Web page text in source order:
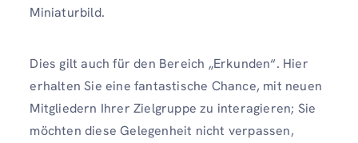
Miniaturbild.
Dies gilt auch für den Bereich „Erkunden“. Hier
erhalten Sie eine fantastische Chance, mit neuen
Mitgliedern Ihrer Zielgruppe zu interagieren; Sie
möchten diese Gelegenheit nicht verpassen,